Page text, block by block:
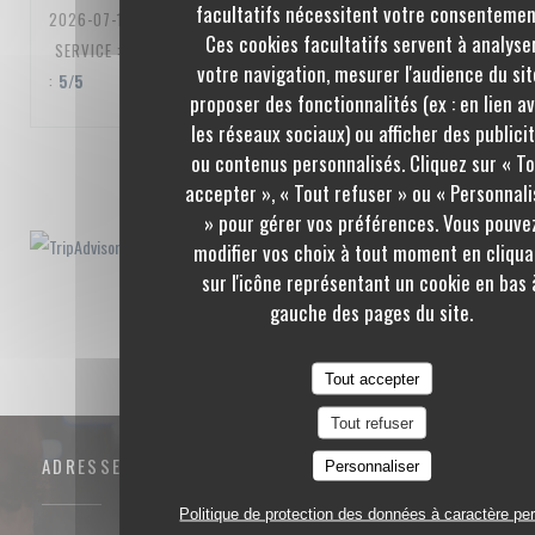
facultatifs nécessitent votre
Ces cookies facultatifs servent à
votre navigation, mesurer l'audience du
proposer des fonctionnalités (ex : en lien
les réseaux sociaux) ou afficher des
ou contenus personnalisés. Cliquez sur «
accepter », « Tout refuser » ou «
» pour gérer vos préférences. Vous
modifier vos choix à tout moment en
sur l'icône représentant un cookie en bas
gauche des pages du site.
Tout accepter
Tout refuser
Personnaliser
Politique de protection des données à caractère
2026-07-10
- 20:00 - COUVERTS 3
SERVICE: AMBIANCE: 5/5 CUISINE: 5/5 QUALITÉ / PRIX
: 5/5
1 2 3
ADRESSE